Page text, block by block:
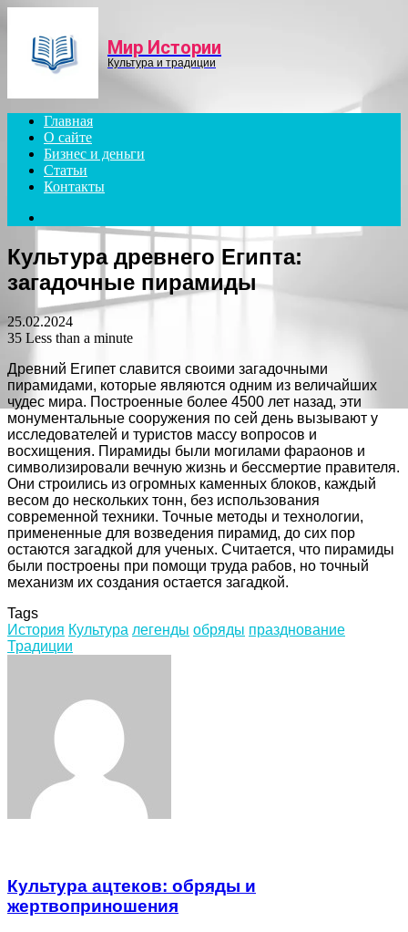
Мир Истории
Культура и традиции
Главная
О сайте
Бизнес и деньги
Статьи
Контакты
for
Культура древнего Египта:
загадочные пирамиды
25.02.2024
35 Less than a minute
Древний Египет славится своими загадочными
пирамидами, которые являются одним из величайших
чудес мира. Построенные более 4500 лет назад, эти
монументальные сооружения по сей день вызывают у
исследователей и туристов массу вопросов и
восхищения. Пирамиды были могилами фараонов и
символизировали вечную жизнь и бессмертие правителя.
Они строились из огромных каменных блоков, каждый
весом до нескольких тонн, без использования
современной техники. Точные методы и технологии,
примененные для возведения пирамид, до сих пор
остаются загадкой для ученых. Считается, что пирамиды
были построены при помощи труда рабов, но точный
механизм их создания остается загадкой.
Tags
История Культура легенды обряды празднование
Традиции
Культура ацтеков: обряды и
жертвоприношения